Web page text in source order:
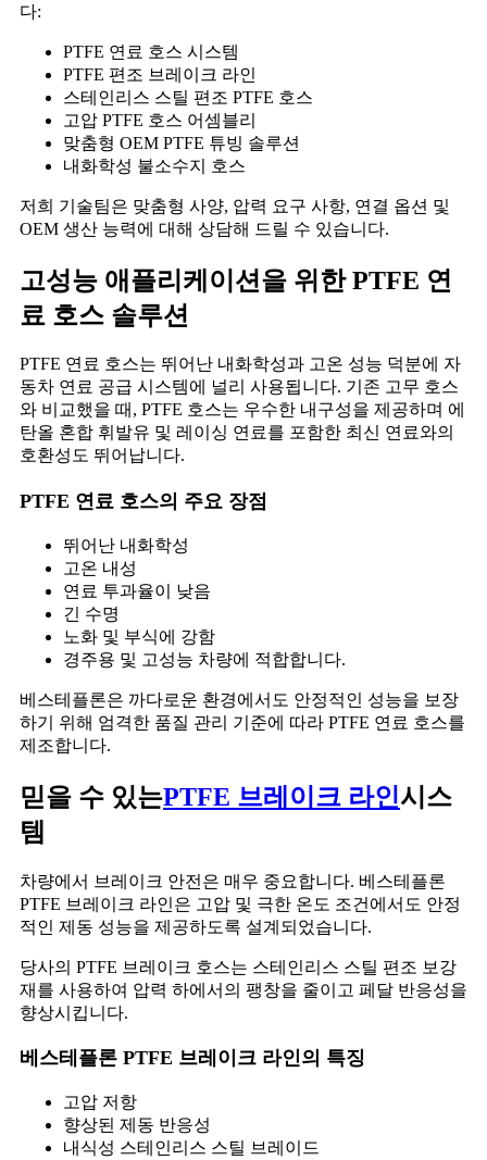
다:
PTFE 연료 호스 시스템
PTFE 편조 브레이크 라인
스테인리스 스틸 편조 PTFE 호스
고압 PTFE 호스 어셈블리
맞춤형 OEM PTFE 튜빙 솔루션
내화학성 불소수지 호스
저희 기술팀은 맞춤형 사양, 압력 요구 사항, 연결 옵션 및
OEM 생산 능력에 대해 상담해 드릴 수 있습니다.
고성능 애플리케이션을 위한 PTFE 연
료 호스 솔루션
PTFE 연료 호스는 뛰어난 내화학성과 고온 성능 덕분에 자
동차 연료 공급 시스템에 널리 사용됩니다. 기존 고무 호스
와 비교했을 때, PTFE 호스는 우수한 내구성을 제공하며 에
탄올 혼합 휘발유 및 레이싱 연료를 포함한 최신 연료와의
호환성도 뛰어납니다.
PTFE 연료 호스의 주요 장점
뛰어난 내화학성
고온 내성
연료 투과율이 낮음
긴 수명
노화 및 부식에 강함
경주용 및 고성능 차량에 적합합니다.
베스테플론은 까다로운 환경에서도 안정적인 성능을 보장
하기 위해 엄격한 품질 관리 기준에 따라 PTFE 연료 호스를
제조합니다.
믿을 수 있는PTFE 브레이크 라인시스
템
차량에서 브레이크 안전은 매우 중요합니다. 베스테플론
PTFE 브레이크 라인은 고압 및 극한 온도 조건에서도 안정
적인 제동 성능을 제공하도록 설계되었습니다.
당사의 PTFE 브레이크 호스는 스테인리스 스틸 편조 보강
재를 사용하여 압력 하에서의 팽창을 줄이고 페달 반응성을
향상시킵니다.
베스테플론 PTFE 브레이크 라인의 특징
고압 저항
향상된 제동 반응성
내식성 스테인리스 스틸 브레이드